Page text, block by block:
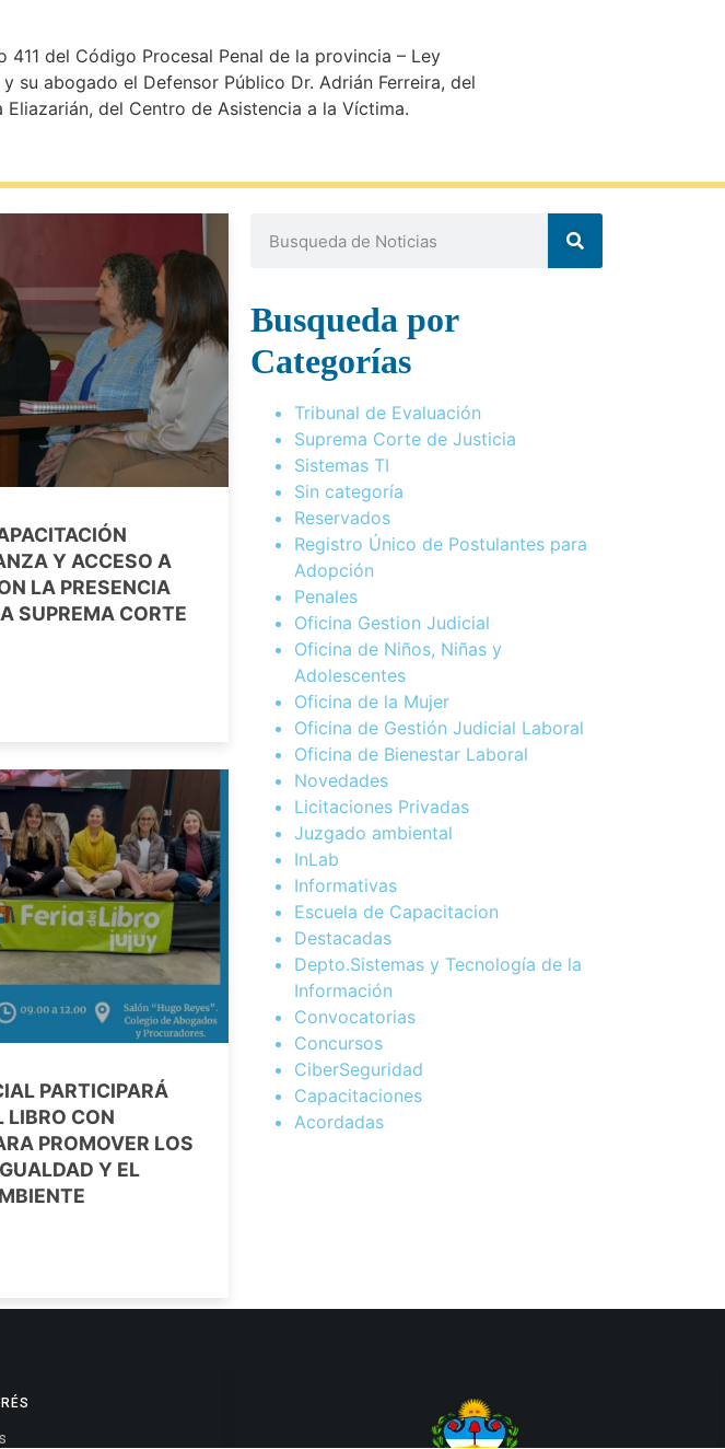
del Código Procesal Penal de la provincia – Ley
su abogado el Defensor Público Dr. Adrián Ferreira, del
del Centro de Asistencia a la Víctima.
Y ACCESO A
LA PRESENCIA
SUPREMA CORTE
PARTICIPARÁ
LIBRO CON
PROMOVER LOS
Y EL
Busqueda por
Categorías
Tribunal de Evaluación
Suprema Corte de Justicia
Sistemas TI
Sin categoría
Reservados
Registro Único de Postulantes para
Adopción
Penales
Oficina Gestion Judicial
Oficina de Niños, Niñas y
Adolescentes
Oficina de la Mujer
Oficina de Gestión Judicial Laboral
Oficina de Bienestar Laboral
Novedades
Licitaciones Privadas
Juzgado ambiental
InLab
Informativas
Escuela de Capacitacion
Destacadas
Depto.Sistemas y Tecnología de la
Información
Convocatorias
Concursos
CiberSeguridad
Capacitaciones
Acordadas